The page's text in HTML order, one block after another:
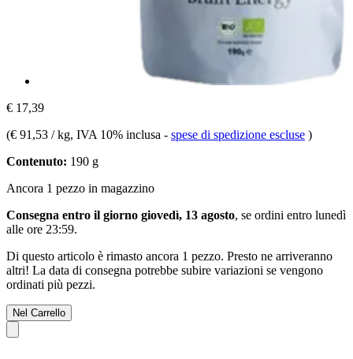
€ 17,39
(€ 91,53 / kg, IVA 10% inclusa - spese di spedizione escluse )
Contenuto: 190 g
Ancora 1 pezzo in magazzino
Consegna entro il giorno giovedì, 13 agosto, se ordini entro lunedì
alle ore 23:59.
Di questo articolo è rimasto ancora 1 pezzo. Presto ne arriveranno
altri! La data di consegna potrebbe subire variazioni se vengono
ordinati più pezzi.
Nel Carrello